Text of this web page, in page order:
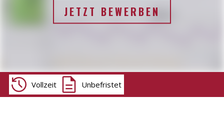
JETZT BEWERBEN
Vollzeit Unbefristet